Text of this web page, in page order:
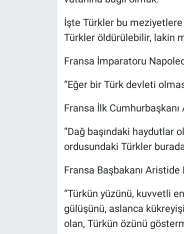
İşte Türkler bu meziyetlere
Türkler öldürülebilir, lakin
Fransa İmparatoru
“Eğer bir Türk devleti
Fransa İlk
“Dağ başındaki haydutlar
ordusundaki Türkler
Fransa Başbakanı
“Türkün yüzünü, kuvvetli
gülüşünü, aslanca
olan, Türkün özünü